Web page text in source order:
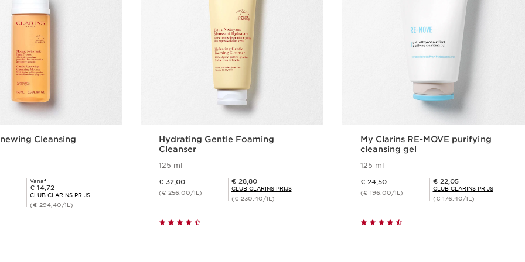
Cleansing
Vanaf
Club Clarins Prijs € 14,72
€ 14,72
CLUB CLARINS PRIJS
(€ 294,40/1L)
Hydrating Gentle Foaming
Cleanser
125 ml
€ 32,00
(€ 256,00/1L)
Club Clarins Prijs € 28,80
€ 28,80
CLUB CLARINS PRIJS
(€ 230,40/1L)
My Clarins RE-MOVE purifying
cleansing gel
125 ml
€ 24,50
(€ 196,00/1L)
Club Clarins Prijs € 22,05
€ 22,05
CLUB CLARINS PRIJS
(€ 176,40/1L)